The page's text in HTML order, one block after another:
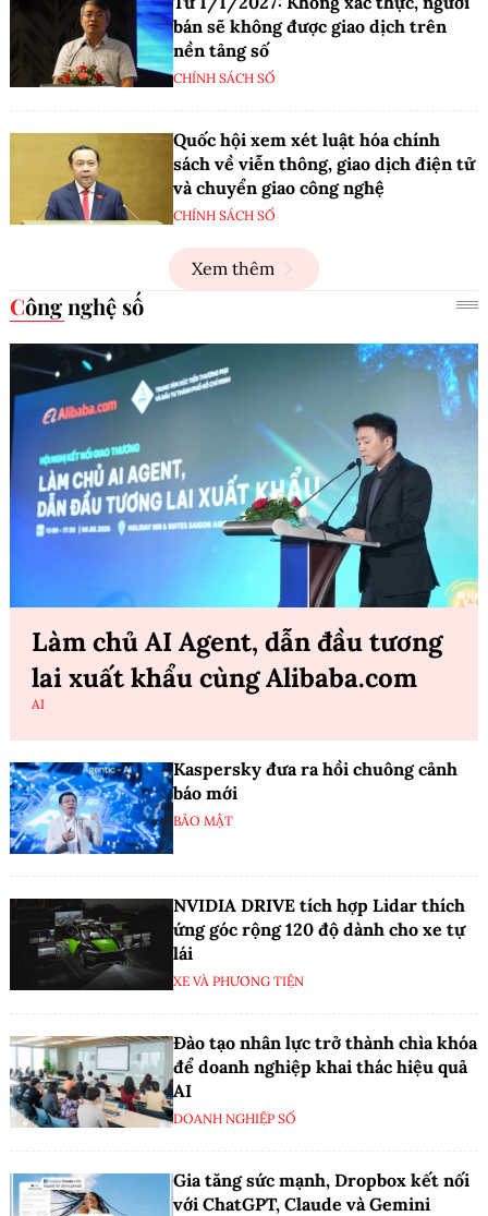
bán sẽ không được giao dịch trên
nền tảng số
CHÍNH SÁCH SỐ
Quốc hội xem xét luật hóa chính
sách về viễn thông, giao dịch điện tử
và chuyển giao công nghệ
CHÍNH SÁCH SỐ
Xem thêm
Công nghệ số
Làm chủ AI Agent, dẫn đầu tương
lai xuất khẩu cùng Alibaba.com
AI
Kaspersky đưa ra hồi chuông cảnh
báo mới
BẢO MẬT
NVIDIA DRIVE tích hợp Lidar thích
ứng góc rộng 120 độ dành cho xe tự
lái
XE VÀ PHƯƠNG TIỆN
Đào tạo nhân lực trở thành chìa khóa
để doanh nghiệp khai thác hiệu quả
AI
DOANH NGHIỆP SỐ
Gia tăng sức mạnh, Dropbox kết nối
với ChatGPT, Claude và Gemini